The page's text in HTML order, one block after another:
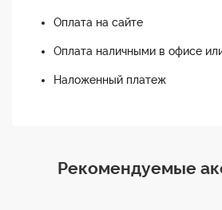
Оплата на сайте
Оплата наличными в офисе
Наложенный платеж
Рекомендуемые